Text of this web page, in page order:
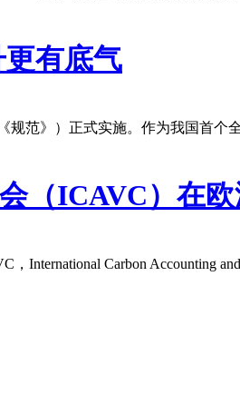
有底气
规范》）正式实施。作为我国首
（ICAVC）在
Carbon Accounting